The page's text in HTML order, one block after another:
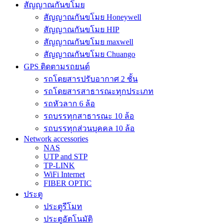
สัญญาณกันขโมย
สัญญาณกันขโมย Honeywell
สัญญาณกันขโมย HIP
สัญญาณกันขโมย maxwell
สัญญาณกันขโมย Chuango
GPS ติดตามรถยนต์
รถโดยสารปรับอากาศ 2 ชั้น
รถโดยสารสาธารณะทุกประเภท
รถหัวลาก 6 ล้อ
รถบรรทุกสาธารณะ 10 ล้อ
รถบรรทุกส่วนบุคคล 10 ล้อ
Network accessories
NAS
UTP and STP
TP-LINK
WiFi Internet
FIBER OPTIC
ประตู
ประตูรีโมท
ประตูอัตโนมัติ